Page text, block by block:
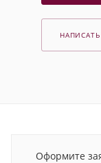
Оформите